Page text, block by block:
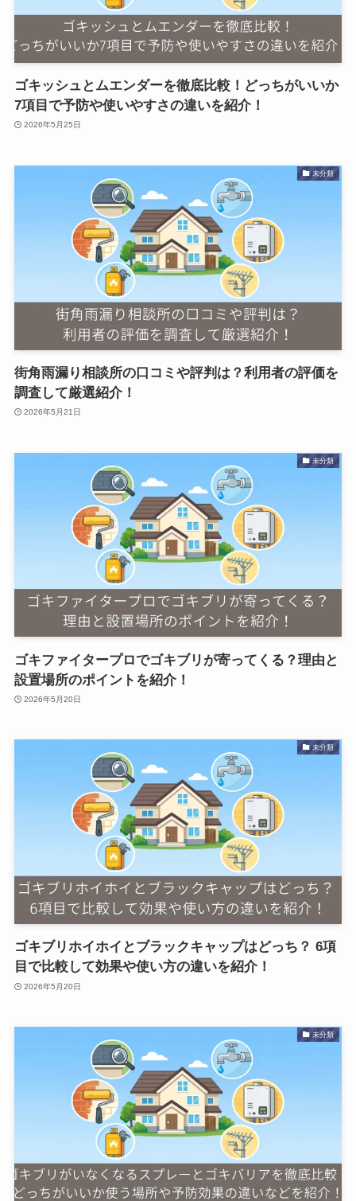
ゴキッシュとムエンダーを徹底比較！どっちがいいか
7項目で予防や使いやすさの違いを紹介！
2026年5月25日
未分類
街角雨漏り相談所の口コミや評判は？利用者の評価を
調査して厳選紹介！
2026年5月21日
未分類
ゴキファイタープロでゴキブリが寄ってくる？理由と
設置場所のポイントを紹介！
2026年5月20日
未分類
ゴキブリホイホイとブラックキャップはどっち？ 6項
目で比較して効果や使い方の違いを紹介！
2026年5月20日
未分類